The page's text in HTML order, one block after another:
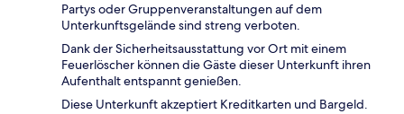
Partys oder Gruppenveranstaltungen auf dem
Unterkunftsgelände sind streng verboten.
Dank der Sicherheitsausstattung vor Ort mit einem
Feuerlöscher können die Gäste dieser Unterkunft ihren
Aufenthalt entspannt genießen.
Diese Unterkunft akzeptiert Kreditkarten und Bargeld.